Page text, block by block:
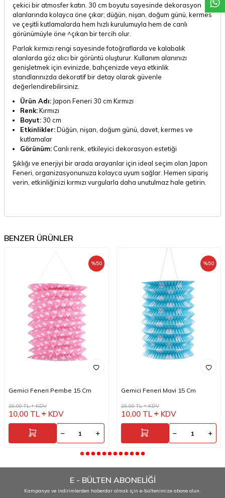
çekici bir atmosfer katın. 30 cm boyutu sayesinde dekorasyon
alanlarında kolayca öne çıkar; düğün, nişan, doğum günü, kermes
ve çeşitli kutlamalarda hem hızlı kurulumuyla hem de canlı
görünümüyle öne ^çıkan bir tercih olur.
Parlak kırmızı rengi sayesinde fotoğraflarda ve kalabalık
alanlarda göz alıcı bir görüntü oluşturur. Kullanım alanınızı
genişletmek için evinizde, bahçenizde veya etkinlik
standlarınızda dekoratif bir detay olarak güvenle
değerlendirebilirsiniz.
Ürün Adı: Japon Feneri 30 cm Kırmızı
Renk:Kırmızı
Boyut: 30 cm
Etkinlikler:Düğün, nişan, doğum günü, davet, kermes ve
kutlamalar
Görünüm: Canlı renk, etkileyici dekorasyon estetiği
Şıklığı ve enerjiyi bir arada arayanlar için ideal seçim olan Japon
Feneri, organizasyonunuza kolayca uyum sağlar. Hemen sipariş
verin, etkinliğinizi kırmızı vurgularla daha unutulmaz hale getirin.
BENZER ÜRÜNLER
%50
Gemici Feneri Pembe 15 Cm
20,00TL KDV
10,00 TL KDV
%50
Gemici Feneri Mavi 15 Cm
20,00TL KDV
10,00TL KDV
E - BÜLTEN ABONELİĞİ
Kampanya ve indirimlerden haberdar olmak için e-bültenimize abone olun.